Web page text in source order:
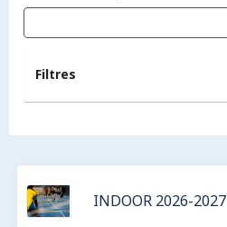
Filtres
INDOOR 2026-2027